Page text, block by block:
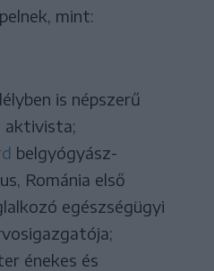
mint:
is népszerű
aktivista;
belgyógyász-
Románia első
egészségügyi
énekes és